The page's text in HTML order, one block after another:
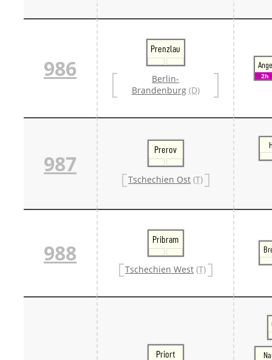
986
Prenzlau
Berlin-
Brandenburg (D)
2h
987
Prerov
Tschechien Ost (T)
988
Pribram
Tschechien West (T)
Priort